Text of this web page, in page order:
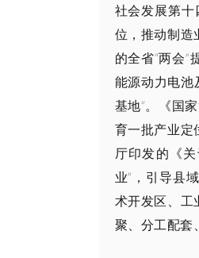
社会发展第
位，推动制造
的全省“两会
能源动力电池
基地”。《国
育一批产业定
厅印发的《
业”，引导县
术开发区、工
聚、分工配套